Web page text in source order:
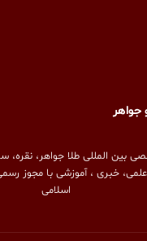
جواهر
بین المللی طلا جواهر، نقره،
خبری ، آموزشی با مجوز
اسلامی